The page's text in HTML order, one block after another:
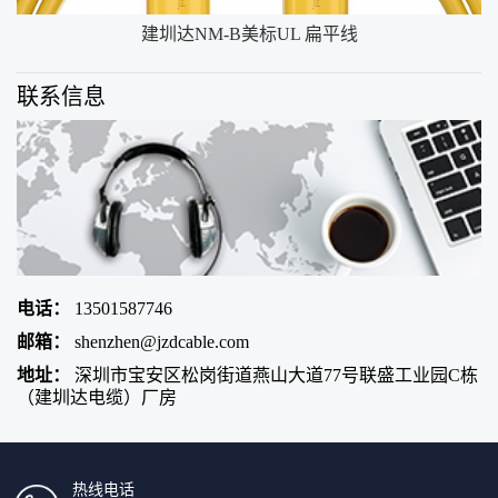
建圳达NM-B美标UL 扁平线
联系信息
电话：
13501587746
邮箱：
shenzhen@jzdcable.com
地址：
深圳市宝安区松岗街道燕山大道77号联盛工业园C栋
（建圳达电缆）厂房
热线电话